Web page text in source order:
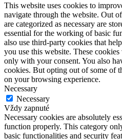
This website uses cookies to
navigate through the website. Out
are categorized as necessary are
essential for the working of basic
also use third-party cookies that
you use this website. These
only with your consent. You also
cookies. But opting out of some of
on your browsing experience.
Necessary
Necessary
Vždy zapnuté
Necessary cookies are absolutely
function properly. This category
basic functionalities and security